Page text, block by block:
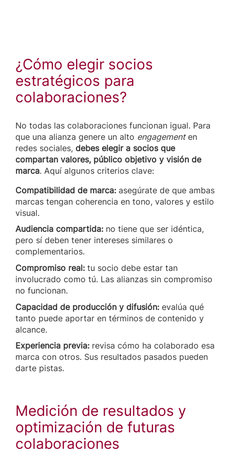
¿Cómo elegir socios
estratégicos para
colaboraciones?
No todas las colaboraciones funcionan igual. Para
que una alianza genere un alto engagementen
redes sociales, debes elegir a socios que
compartan valores, público objetivo y visión de
marca. Aquí algunos criterios clave:
Compatibilidad de marca: asegúrate de que ambas
marcas tengan coherencia en tono, valores y estilo
visual.
Audiencia compartida: no tiene que ser idéntica,
pero sí deben tener intereses similares o
complementarios.
Compromiso real: tu socio debe estar tan
involucrado como tú. Las alianzas sin compromiso
no funcionan.
Capacidad de producción y difusión: evalúa qué
tanto puede aportar en términos de contenido y
alcance.
Experiencia previa: revisa cómo ha colaborado esa
marca con otros. Sus resultados pasados pueden
darte pistas.
Medición de resultados y
optimización de futuras
colaboraciones